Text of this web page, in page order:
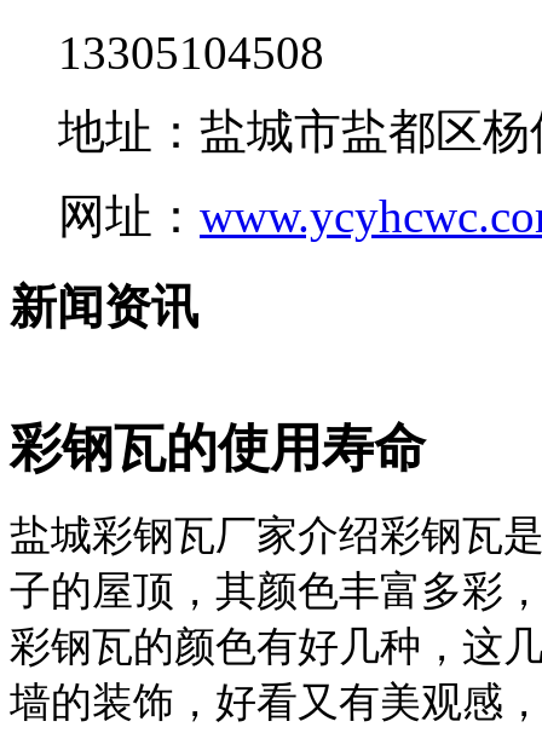
13305104508
地址：盐城市盐都区
网址：
新闻资讯
彩钢瓦的使用寿命
盐城彩钢瓦厂家介绍彩钢瓦
子的屋顶，其颜色丰富多彩
彩钢瓦的颜色有好几种，这
墙的装饰，好看又有美观感